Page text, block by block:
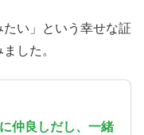
い」という幸せな証
した。
仲良しだし、一緒